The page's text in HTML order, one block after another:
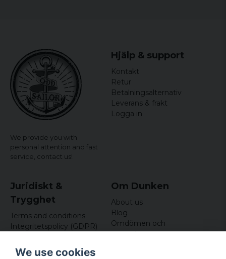
We provide you with
personal attention and fast
service, contact us!
Hjälp & support
Kontakt
Retur
Betalningsalternativ
Leverans & frakt
Logga in
Juridiskt &
Trygghet
Terms and conditions
Integritetspolicy (GDPR)
Om Dunken
About us
Blog
Omdömen och
recensioner
We use cookies